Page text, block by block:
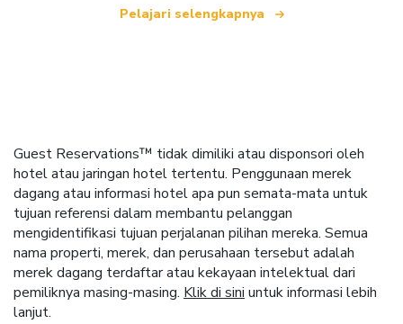
Pelajari selengkapnya
Guest Reservations™ tidak dimiliki atau disponsori oleh
hotel atau jaringan hotel tertentu. Penggunaan merek
dagang atau informasi hotel apa pun semata-mata untuk
tujuan referensi dalam membantu pelanggan
mengidentifikasi tujuan perjalanan pilihan mereka. Semua
nama properti, merek, dan perusahaan tersebut adalah
merek dagang terdaftar atau kekayaan intelektual dari
pemiliknya masing-masing. Klik di sini untuk informasi lebih
lanjut.